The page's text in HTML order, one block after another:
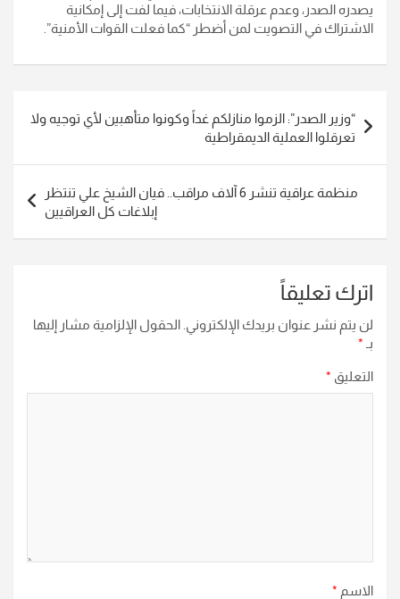
يصدره الصدر، وعدم عرقلة الانتخابات، فيما لفت إلى إمكانية
الاشتراك في التصويت لمن أضطر “كما فعلت القوات الأمنية”.
المقالات
“وزير الصدر”: الزموا منازلكم غداً وكونوا متأهبين لأي توجيه ولا
تعرقلوا العملية الديمقراطية
منظمة عراقية تنشر 6 آلاف مراقب.. فيان الشيخ علي تنتظر
إبلاغات كل العراقيين
اترك تعليقاً
لن يتم نشر عنوان بريدك الإلكتروني. الحقول الإلزامية مشار إليها
بـ *
التعليق *
الاسم *